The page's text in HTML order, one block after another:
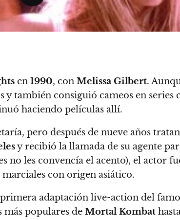
en 1990, con Melissa Gilbert.
y también consiguió cameos en series
haciendo películas allí.
pero después de nueve años
y recibió la llamada de su agente
no les convencía el acento), el actor
con origen asiático.
adaptación live-action del
más populares de Mortal Kombat